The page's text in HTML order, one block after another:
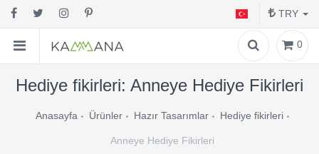
TRY
0
Hediye fikirleri: Anneye Hediye Fikirleri
Anasayfa Ürünler Hazır Tasarımlar Hediye fikirleri
Anneye Hediye Fikirleri